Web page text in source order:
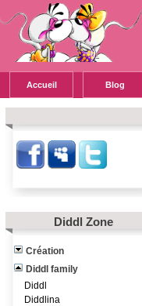
Accueil Blog
Diddl Zone
Création
Diddl family
Diddl
Diddlina